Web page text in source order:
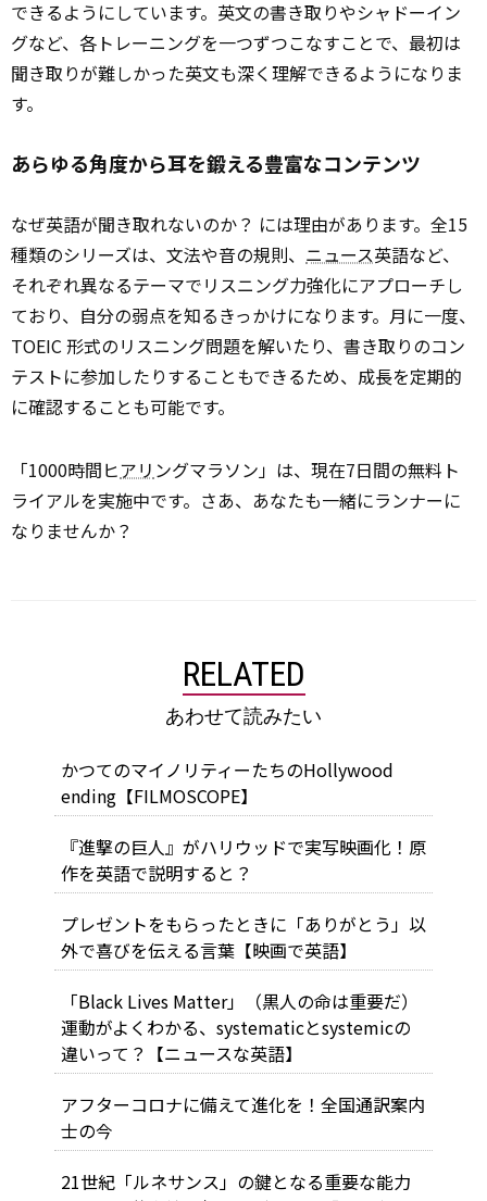
できるようにしています。英文の書き取りやシャドーイン
グなど、各トレーニングを一つずつこなすことで、最初は
聞き取りが難しかった英文も深く理解できるようになりま
す。
あらゆる角度から耳を鍛える豊富なコンテンツ
なぜ英語が聞き取れないのか？ には理由があります。全15
種類のシリーズは、文法や音の規則、 ニュース英語など、
それぞれ異なるテーマでリスニング力強化にアプローチし
ており、自分の弱点を知るきっかけになります。月に一度、
TOEIC 形式のリスニング問題を解いたり、書き取りのコン
テストに参加したりすることもできるため、成長を定期的
に確認することも可能です。
「1000時間ヒアリ ングマラソン」は、現在7日間の無料ト
ライアルを実施中です。さあ、あなたも一緒にランナーに
なりませんか？
RELATED
あわせて読みたい
かつてのマイノリティーたちのHollywood
ending【FILMOSCOPE】
『進撃の巨人』がハリウッドで実写映画化！原
作を英語で説明すると？
プレゼントをもらったときに「ありがとう」以
外で喜びを伝える言葉【映画で英語】
「Black Lives Matter」（黒人の命は重要だ）
運動がよくわかる、systematicとsystemicの
違いって？【ニュースな英語】
アフターコロナに備えて進化を！全国通訳案内
士の今
21世紀「ルネサンス」の鍵となる重要な能力